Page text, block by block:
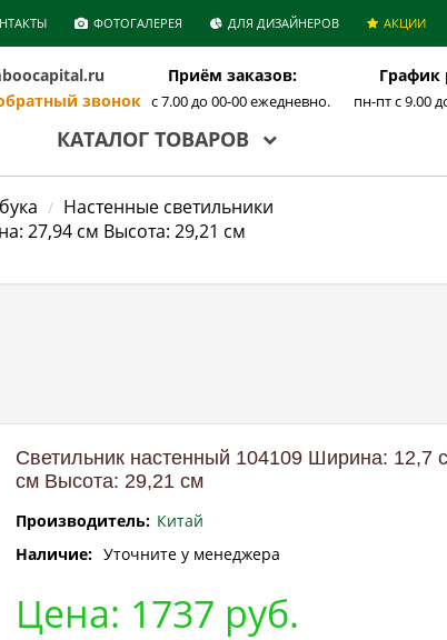
ФОТОГАЛЕРЕЯ ДЛЯ ДИЗАЙНЕРОВ АКЦИИ
Приём заказов:
График
звонок с 7.00 до 00-00 ежедневно. пн-пт с 9.00
КАТАЛОГ ТОВАРОВ
Настенные светильники
27,94 см Высота: 29,21 см
Светильник настенный 104109 Ширина: 12,7
см Высота: 29,21 см
Производитель: Китай
Наличие: Уточните у менеджера
Цена: 1737 руб.